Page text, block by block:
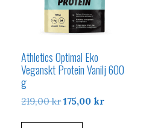
Athletics Optimal Eko
Veganskt Protein Vanilj 600
g
219,00krDet
175,00 krDet